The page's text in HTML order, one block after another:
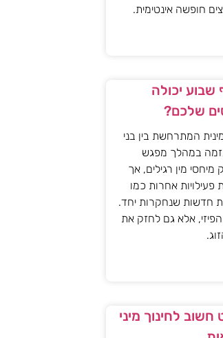
חופשה אינטימית.
שבוע יכולה
שלכם?
המתרחשת בין בני
במהלך מפגש
מיחסי מין רגילים, אך
אחרות כמו
חדשות שנחקרות יחד.
אלא גם לחזק את
לחינוך מיני